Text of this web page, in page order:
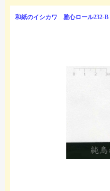
和紙のイシカワ 雅心ロール232-B